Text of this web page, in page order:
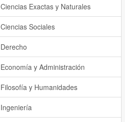
Ciencias Exactas y Naturales
Ciencias Sociales
Derecho
Economía y Administración
Filosofía y Humanidades
Ingeniería